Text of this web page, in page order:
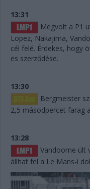
13:31
Megvolt a P1
Lopez, Nakajima,
cél felé. Érdekes, hogy
es szerződése.
13:30
Bergmeister
2,5 másodpercet farag
13:28
Vandoorne ült
állhat fel a Le Mans-i